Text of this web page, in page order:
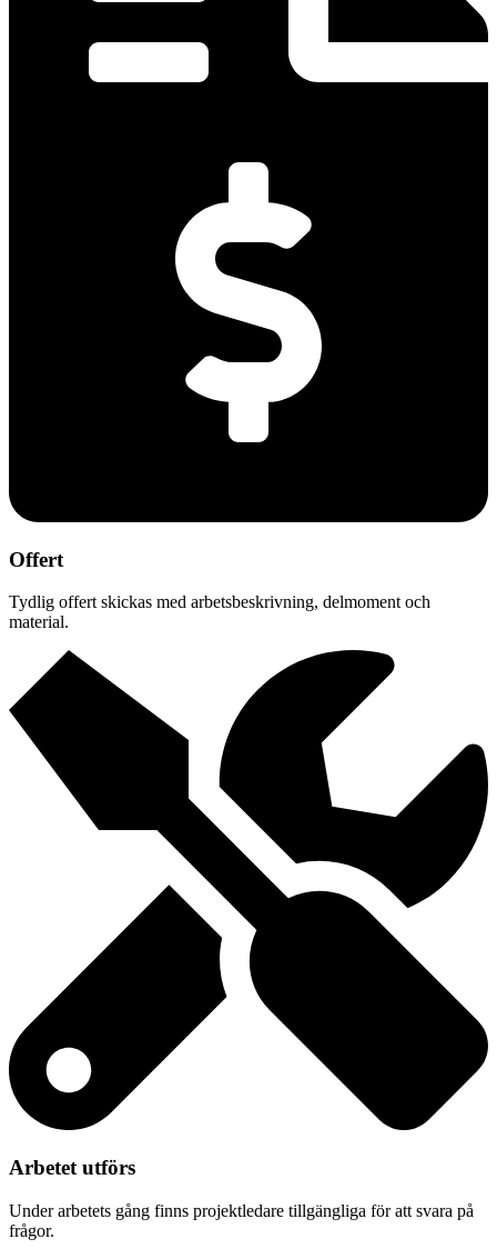
Offert
Tydlig offert skickas med arbetsbeskrivning, delmoment och
material.
Arbetet utförs
Under arbetets gång finns projektledare tillgängliga för att svara på
frågor.